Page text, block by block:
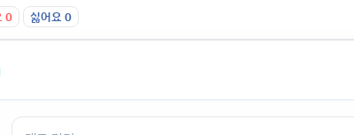
0 싫어요0